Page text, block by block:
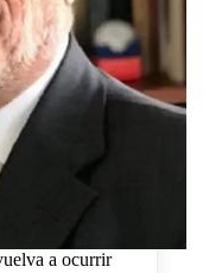
a ocurrir